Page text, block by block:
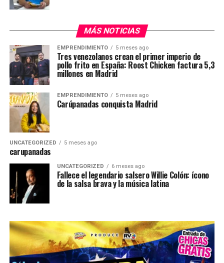
MÁS NOTICIAS
EMPRENDIMIENTO 5 meses ago
Tres venezolanos crean el primer imperio de
pollo frito en España: Roost Chicken factura 5,3
millones en Madrid
EMPRENDIMIENTO 5 meses ago
Carúpanadas conquista Madrid
UNCATEGORIZED 5 meses ago
carupanadas
UNCATEGORIZED 6 meses ago
Fallece el legendario salsero Willie Colón: ícono
de la salsa brava y la música latina